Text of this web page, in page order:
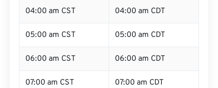
04:00 am CST 04:00 am CDT
05:00 am CST 05:00 am CDT
06:00 am CST 06:00 am CDT
07:00 am CST 07:00 am CDT